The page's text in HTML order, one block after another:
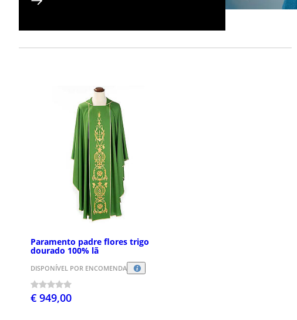
Paramento padre flores trigo
dourado 100% lã
DISPONÍVEL POR ENCOMENDA
€ 949,00